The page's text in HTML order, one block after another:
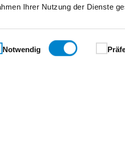
Ihrer Nutzung der Dienste
Notwendig